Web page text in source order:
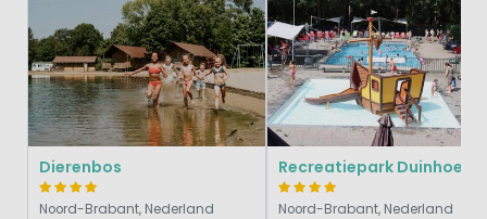
Dierenbos
Noord-Brabant, Nederland
Recreatiepark Duinhoeve
Noord-Brabant, Nederland